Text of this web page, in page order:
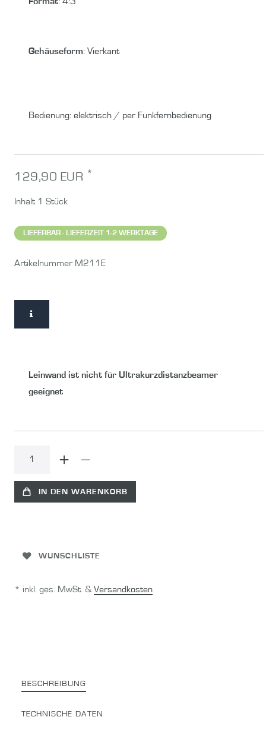
Gehäuseform: Vierkant
Bedienung: elektrisch / per Funkfernbedienung
129,90 EUR *
Inhalt 1 Stück
LIEFERBAR - LIEFERZEIT 1-2 WERKTAGE
Artikelnummer M211E
Leinwand ist nicht für Ultrakurzdistanzbeamer
geeignet
IN DEN WARENKORB
WUNSCHLISTE
* inkl. ges. MwSt. & Versandkosten
BESCHREIBUNG
TECHNISCHE DATEN